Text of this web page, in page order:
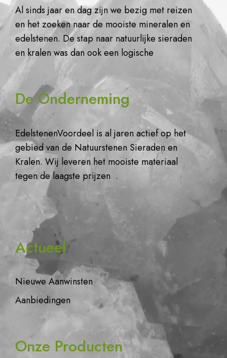
Al sinds jaar en dag zijn we bezig met reizen
en het zoeken naar de mooiste mineralen en
edelstenen. De stap naar natuurlijke sieraden
en kralen was dan ook een logische
De Onderneming
EdelstenenVoordeel is al jaren actief op het
gebied van de Natuurstenen Sieraden en
Kralen. Wij leveren het mooiste materiaal
tegen de laagste prijzen .
Actueel
Nieuwe Aanwinsten
Aanbiedingen
Onze Producten